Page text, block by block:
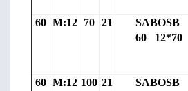
60 M:12 70 21
SABOSB
60 12*70
60 M:12 100 21
SABOSB